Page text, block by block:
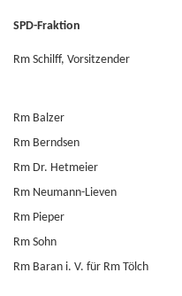
SPD-Fraktion
Rm Schilff, Vorsitzender
Rm Balzer
Rm Berndsen
Rm Dr. Hetmeier
Rm Neumann-Lieven
Rm Pieper
Rm Sohn
Rm Baran i. V. für Rm Tölch